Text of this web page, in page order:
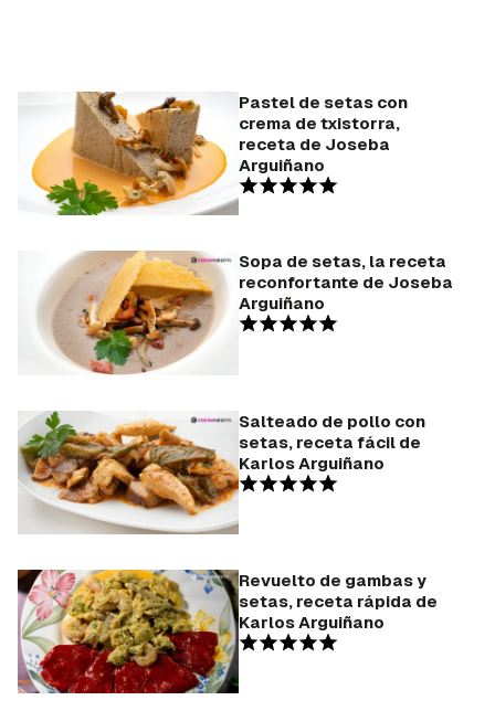
Pastel de setas con
crema de txistorra,
receta de Joseba
Arguiñano
Sopa de setas, la receta
reconfortante de Joseba
Arguiñano
Salteado de pollo con
setas, receta fácil de
Karlos Arguiñano
Revuelto de gambas y
setas, receta rápida de
Karlos Arguiñano